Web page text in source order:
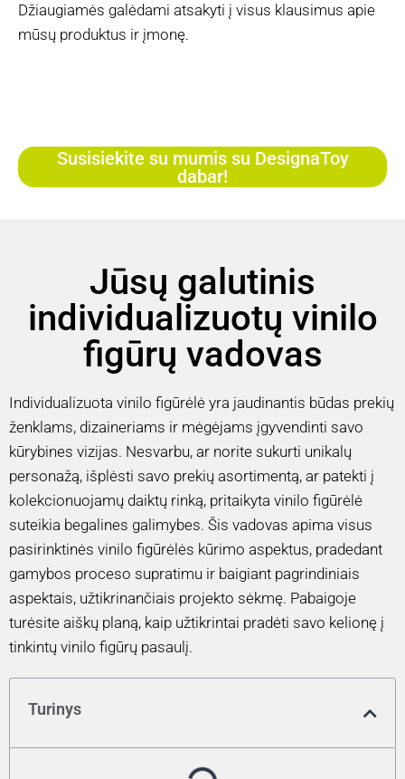
Džiaugiamės galėdami atsakyti į visus klausimus apie
mūsų produktus ir įmonę.
Susisiekite su mumis su DesignaToy
dabar!
Jūsų galutinis
individualizuotų vinilo
figūrų vadovas
Individualizuota vinilo figūrėlė yra jaudinantis būdas prekių
ženklams, dizaineriams ir mėgėjams įgyvendinti savo
kūrybines vizijas. Nesvarbu, ar norite sukurti unikalų
personažą, išplėsti savo prekių asortimentą, ar patekti į
kolekcionuojamų daiktų rinką, pritaikyta vinilo figūrėlė
suteikia begalines galimybes. Šis vadovas apima visus
pasirinktinės vinilo figūrėlės kūrimo aspektus, pradedant
gamybos proceso supratimu ir baigiant pagrindiniais
aspektais, užtikrinančiais projekto sėkmę. Pabaigoje
turėsite aiškų planą, kaip užtikrintai pradėti savo kelionę į
tinkintų vinilo figūrų pasaulį.
Turinys